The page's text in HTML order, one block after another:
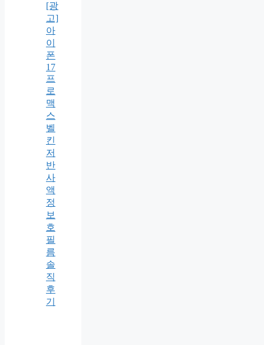
[광
고]
아
이
폰
17
프
로
맥
스
벨
킨
저
반
사
액
정
보
호
필
름
솔
직
후
기